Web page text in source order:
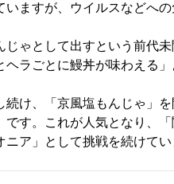
いますが、ウイルスなどへ
ゃとして出すという前代未
ラごとに鰻丼が味わえる」
け、「京風塩もんじゃ」
す。これが人気となり、
ア」として挑戦を続けてい